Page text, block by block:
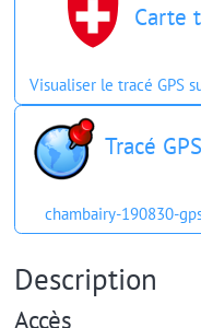
Carte
Visualiser le tracé GPS
Tracé
chambairy-190830-
Description
Accès